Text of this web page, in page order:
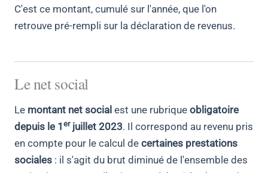
C'est ce montant, cumulé sur l'année, que l'on
retrouve pré-rempli sur la déclaration de revenus.
Le net social
Le montant net social est une rubrique obligatoire
depuis le 1 erjuillet 2023. Il correspond au revenu pris
en compte pour le calcul de certaines prestations
sociales : il s'agit du brut diminué de l'ensemble des